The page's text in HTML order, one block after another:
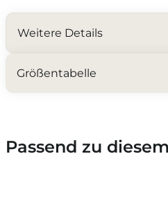
Weitere Details
Größentabelle
Passend zu